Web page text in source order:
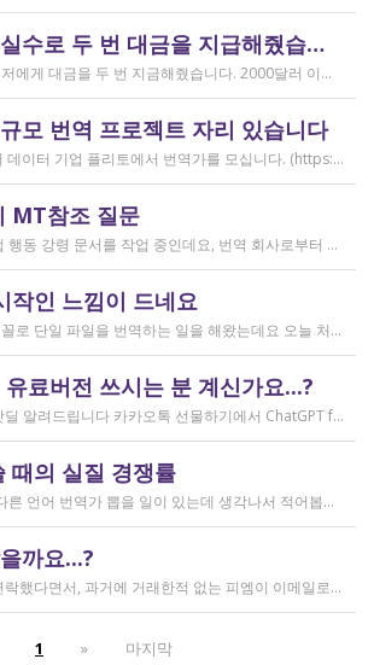
작성일
2026.04.15
에이전시에서 실수로 두 번 대금을 지급해줬습니다
에이전시에서 실수로 저에게 대금을 두 번 지금해줬습니다. 2000달러 이상을 두 번 wise로 지급받았습니다;;;; 에이전시에서 wise측으로 중복입금으로 인한 입금 취소 문의를 했는데 불가능하다고 답변을 받았다고 저에게 문의해달라고 하여, 저도 wise에 문의를 했지만, 입금자 정보를 알려준다면 취소 가능한 것 처럼 말하다가 결국 완료된 송금이라 취소가 불가능하다는 답변을 최종 전달받았습니다. 잘 쓰지 않는 계정이라 대금은 그대로 있는데 이 경우 제가 에이전시 계좌로 2000달러를 직접 재송금해도 문제가 없을까요..?? 추후 제 수익으로 잡혀서 세금문제나 기타 다른 사항이 복잡해질 것 같아서 wise에서 취소해주길 간절히 바랬는데ㅜㅜㅜ 이런경험이 있으시다면 어떻게 해결하셨나요ㅠㅠㅠ;;;
작성일
2026.04.04
모 번역 프로젝트 자리 있습니다
코스닥 상장된 AI 언어 데이터 기업 플리토에서 번역가를 모십니다. (https://startups.koraia.org/company/297) • 번역할 내용: 일상 대화, 일반 문장 중심의 단문 데이터 (전문지식 불필요) • 참여 프로젝트: 단문 번역(Human Translation) • 모집 언어쌍: 한국어 <> 다국어 • 목적: AI 학습용 데이터셋 구축 • 근무 형태: 재택 근무(학생, 프리랜서 번역가 환영) • 근무방법: Flitto 플랫폼 또는 엑셀 파일을 이용하여 작업 진행 - 파일 1개당 약 9,800단어 (언어쌍별 상이) - 파일 단위로 작업하며 1개만 참여도 가능 (이후 추가 참여 선택 가능) - 파일 1개 번역에 약 3~4일 데드라인 부여 - 파일 1개 번역 시 약 180,000원 ~ 386,000원 수준 (언어쌍별 상이) - 정산은 월 1회 지급 (플리토 정산 기준) - 프로젝트 기간: 약 1~3개월 (자율 참여) ★작업 단가: 한국어 → 스페인어: 9,800단어, 38.4원/단어, 파일 1개 완료 시 약 376,800원 스페인어 → 한국어: 9,800단어, 33.8원/단어, 파일 1개 완료 시 약 331,000원 한국어 → 러시아어: 9,800단어, 26.1원/단어, 파일 1개 완료 시 약 255,000원 한국어 → 중국어(간체): 9,800단어, 23.0원/단어, 파일 1개 완료 시 약 225,000원 중국어(간체) → 한국어: 16,800글자, 18.4원/글자, 파일 1개 완료 시 약 309,000원 한국어 → 중국어(번체): 9,800단어, 26.1원/단어, 파일 1개 완료 시 약 255,000원 중국어(번체) → 한국어: 16,800글자, 23.0원/글자, 파일 1개 완료 시 약 386,000원 한국어 → 베트남어: 9,800단어, 18.4원/단어, 파일 1개 완료 시 약 180,000원 베트남어 → 한국어: 9,800단어, 23.0원/단어, 파일 1개 완료 시 약 225,000원 *실제 업무시 수령 금액은 단가 및 작업량에 따라 위 금액과 차이가 있을 수 있습니다. *플리토 플랫폼(작업 툴) 작업 시 상응하는 포인트로 단가가 지급됩니다. 다음 링크로 신청 부탁드립니다: https://form.jotform.com/253371208518456?source_channel=albamon
MT참조 질문
안녕하세요. 현재 기업 행동 강령 문서를 작업 중인데요, 번역 회사로부터 메모큐 서버에서 메모큐 파일을 받았습니다. 번역회사에서 아이디와 비밀번호를 받아서 작업을 하는데 데스크탑 메모큐가 무료 버전이어서인지 이것저것 만져보다 보니(TM(만들어서 처음 해보는 문서 얼라인 시도), 라이브독스, 텀베이스등 눌러보는 행위) 밑의 사진과 같이 번역메모리 연결도 안된다고 하고 분명 어떤 파일에도 체크가 안 되어있는데 하나의 파일로만 연결 가능하다고 해서... 데스크탑 메모큐에서는 번역이 어렵다고 판단하여 그대로 이중언어 파일을 익스포트 해서 트라도스로 번역했습니다. (얼라인먼트 기능 사용해 2023년의 공식 한글 번역을 레퍼런스로 번역) 그랬더니 (메모큐에선 단순했던 코드가 트라도스에 복잡하게 나타나더라고요 아무튼 이것들을 해결하고 QA도 돌리고 나서...) 이중언어 파일을 메모큐에서 받으려다 보니 또 Free mode issue로 지원하지 않는 기능이라고 하더라고요. 그래서... 웹 메모큐를 사용해 태초부터 번역을 진행 중인데, 자동 번역으로 MT가 뜨는 걸 딸깍딸깍하고 확정 중이었는데 뭔가 이래도 되나 하는 생각이 들어서 질문하러 왔습니다. (이렇게 뜨는 걸 딸깍 확정 딸깍 확정 반복...) 클라이언트가 가이드라인을 주진 않았고 처음 파일을 줄 때 그 회사의 텀베이스가 연결된 파일을 줘서 그거 기반으로 한글 뜻이 맞으면 맞는 가이드라인이겠거니 하고 있는데 문장 부호나 말투나 뭔가 좀 기계번역의 날것을 적용하고 있다는 생각이 들어서... 이럴 땐 어떻게 해야하는지 여쭤보고 싶어요. 제가 트라도스로 번역한 세그먼트를 메모큐 타겟 세그먼트에 복붙하면 오류가 나는데 그냥 코드를 빼고 제가 트라도스에서 번역한걸 메모큐로 손수 옮겨야 할까요..!! 오늘 새벽 내내 기술 배우라는게 다른게 아니라 이걸 잘 알아두라는 말이었구나 하면서 깨달음을 얻었습니다...
작인 느낌이 드네요
여태 한 달에 한 두 번 꼴로 단일 파일을 번역하는 일을 해왔는데요 오늘 처음으로 모 회사에서 트라도스 패키지 파일로 전달하는 일을!!! 주셔서 열어봤습니다. ...너무 떨리네요 원래 타겟 세그먼트에 아무것도 없었는데, NMT나 100프로 매치로 채워져있고 그래요 맨 처음 일을 받고 돈을 받았을 때가 커리어의 시작이라고 생각했는데 몇 달 동안 그런 식으로 많으면 두 세개 정도의 일을 받다가 오늘 나름 볼륨 있는 업무를 맡게 되니까 뭔가 커리어의 [진짜_찐_시작_최종] 같고 긴장되네요 잘 해내고 싶어서 떨리고,,,,,, 잘 할 수 있을까 싶고 크아악 다들 2월에 일 잘 해내고 계신가요 여태껏 검색 기능을 사용해 눈팅만 해왔는데 산번혁 회원님들의 번역가 라이프는 어떻게 굴러가고 있는지 궁금하네요 호호호
2026.02.20
료버전 쓰시는 분 계신가요...?
그런 여러분을 위해 핫딜 알려드립니다 카카오톡 선물하기에서 ChatGPT for Kakao 쳐서 들어가 보시면 한달에 200달러짜리 프로 버전을 2만9천원에 팔고 있습니다. 이벤트 성이라서 계속 판매는 안 할 것 같고 5개 구매 제한도 있긴 하지만, 어차피 3만원씩 내고 플러스 버전 쓰시고 계시다면 같은 가격에 프로 써보는 것도 나쁘지 않을 것 같아요 ㅎㅎ 저도 혹시 사기 아닌가 긴가민가했는데 진짜 프로 버전 맞더라고요.
때의 실질 경쟁률
팔자에 안 맞게 간혹 다른 언어 번역가 뽑을 일이 있는데 생각나서 적어봅니다 트라도스/메모큐를 사야 하냐? 라는 질문은 설득의 대상이 아니라고 생각해서 그냥 두는 편인데요 질문 전 적극적으로 정보를 찾아보는 상태에서는 의미가 있을 것입니다 뽑히는 입장에선 잘 모르는데, 뽑는 입장에서는 트라도스/메모큐 안 쓰는 사람은 걸러버리면 정말 편합니다 주어진 업무를 못 한다는 뜻이거든요 1) 용어 1천개가 든 용어집이 있음 2) 기존에 쓰던 번역 메모리가 있음 상당히 흔한 상황인데, 트라도스/메모큐를 안 쓰고 외워서 작업이 가능한 사람은 산업스파이 쪽으로 가셔야지 여기 있으면 안 됨 저 스크린샷에도 제가 답변한 사람은 얼마 안 되는데요 챗지피티로 '트라도스 사용자/기타 요건(단가 등)' 맞는 사람만 필터로 건져서 답변하는 겁니다 아마 트라도스 안 써도 되는 운전면허증 번역같은 업무도 있을 텐데, 그런 것은 단발성이고 업데이트가 없으며 없는 자들끼리 경쟁해서 경쟁률이 아주 높을 겁니다.
까요...?
프로즈 프로필 보고 연락했다면서, 과거에 거래한적 없는 피엠이 이메일로 의뢰를 주셨는데요 샘테도 보지 않고 4일안에 19000단어 영한번역을 해달라는데 거래해도 괜찮을까요..? 거래한적 한번도 없는 뉴비한테 샘테도 없이 프로젝트를 던져주니 이거 사기인거 아닌가 좀 걱정이 됩니다. 급한데 사람구하기 어려워서일까요? 게다가 전 이력서상 경력도 몇줄 안되는 초보중의 초보입니다...
1 » 마지막